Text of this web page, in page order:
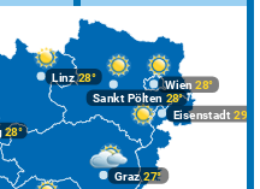
Graz27°
Linz28°
28°
Wien 28°
Eisenstadt 29°
Sankt Pölten 28°